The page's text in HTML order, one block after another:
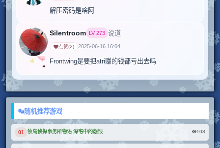
Silentroom LV273 说道
点赞(2) 2025-06-16 16:04
Frontwing是要把atri赚的钱都亏出去吗
随机推荐游戏
01 牧岛侦探事务所物语 深宅中的怨恨 108